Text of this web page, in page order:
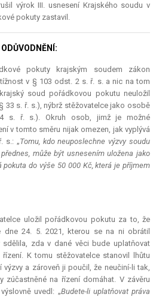
výrok III. usnesení Krajského soudu v
pokuty zastavil.
pokuty krajským soudem zákon
v § 103 odst. 2 s. ř. s. a nic na tom
soud pořádkovou pokutu neuložil
33 s. ř. s.), nýbrž stěžovatelce jako osobě
s. ř. s.). Okruh osob, jimž je možné
v tomto směru nijak omezen, jak vyplývá
s.: „Tomu, kdo neuposlechne výzvy soudu
může být usnesením uložena jako
pokuta do výše 50 000 Kč, která je příjmem
uložil pořádkovou pokutu za to, že
dne 24. 5. 2021, kterou se na ni obrátil
zda v dané věci bude uplatňovat
K tomu stěžovatelce stanovil lhůtu
a zároveň ji poučil, že neučiní-li tak,
na řízení domáhat. V závěru
uvedl: „Budete-li uplatňovat práva